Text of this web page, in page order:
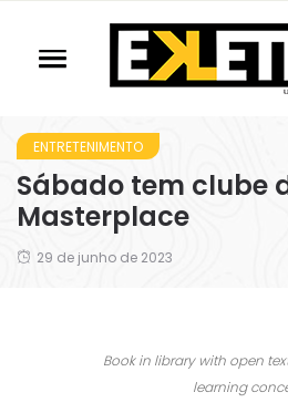
ENTRETENIMENTO
Sábado tem clube
Masterplace
29 de junho de 2023
Book in library with open
learning